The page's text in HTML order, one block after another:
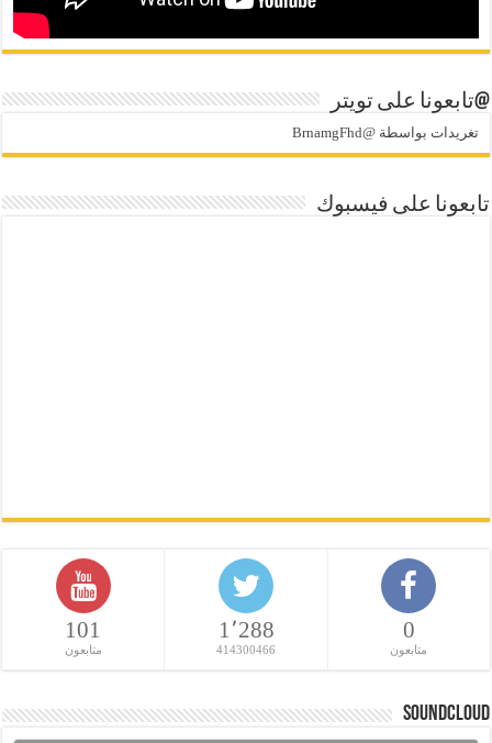
@تابعونا على تويتر
تغريدات بواسطة @BrnamgFhd
تابعونا على فيسبوك
0
متابعون
1٬288
414300466
101
متابعون
SoundCloud